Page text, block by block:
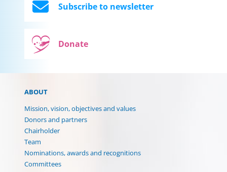
Subscribe to newsletter
Donate
ABOUT
Mission, vision, objectives and values
Donors and partners
Chairholder
Team
Nominations, awards and recognitions
Committees